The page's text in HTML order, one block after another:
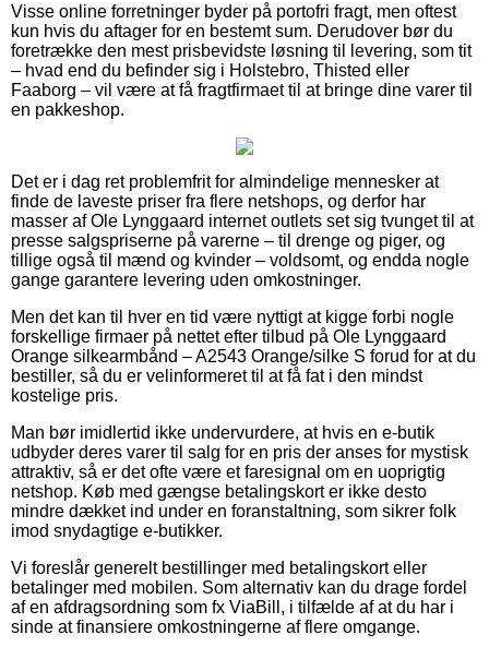
Visse online forretninger byder på portofri fragt, men oftest
kun hvis du aftager for en bestemt sum. Derudover bør du
foretrække den mest prisbevidste løsning til levering, som tit
– hvad end du befinder sig i Holstebro, Thisted eller
Faaborg – vil være at få fragtfirmaet til at bringe dine varer til
en pakkeshop.
Det er i dag ret problemfrit for almindelige mennesker at
finde de laveste priser fra flere netshops, og derfor har
masser af Ole Lynggaard internet outlets set sig tvunget til at
presse salgspriserne på varerne – til drenge og piger, og
tillige også til mænd og kvinder – voldsomt, og endda nogle
gange garantere levering uden omkostninger.
Men det kan til hver en tid være nyttigt at kigge forbi nogle
forskellige firmaer på nettet efter tilbud på Ole Lynggaard
Orange silkearmbånd – A2543 Orange/silke S forud for at du
bestiller, så du er velinformeret til at få fat i den mindst
kostelige pris.
Man bør imidlertid ikke undervurdere, at hvis en e-butik
udbyder deres varer til salg for en pris der anses for mystisk
attraktiv, så er det ofte være et faresignal om en uoprigtig
netshop. Køb med gængse betalingskort er ikke desto
mindre dækket ind under en foranstaltning, som sikrer folk
imod snydagtige e-butikker.
Vi foreslår generelt bestillinger med betalingskort eller
betalinger med mobilen. Som alternativ kan du drage fordel
af en afdragsordning som fx ViaBill, i tilfælde af at du har i
sinde at finansiere omkostningerne af flere omgange.